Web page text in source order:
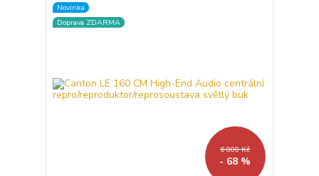
Novinka
Doprava ZDARMA
6 000 Kč
- 68 %